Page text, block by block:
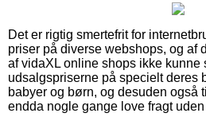
Det er rigtig smertefrit for
priser på diverse webshops, og af
af vidaXL online shops ikke kunne
udsalgspriserne på specielt deres
babyer og børn, og desuden også
endda nogle gange love fragt